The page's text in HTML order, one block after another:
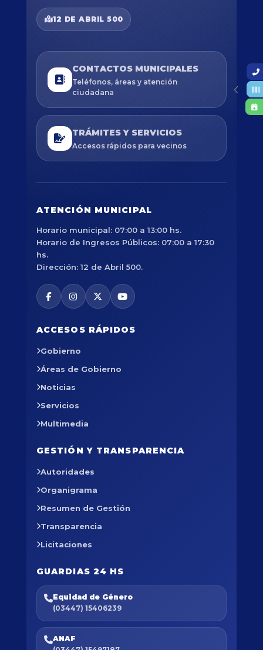
12 DE ABRIL 500
CONTACTOS MUNICIPALES
Teléfonos, áreas y atención
ciudadana
TRÁMITES Y SERVICIOS
Accesos rápidos para vecinos
ATENCIÓN MUNICIPAL
Horario municipal: 07:00 a 13:00 hs.
Horario de Ingresos Públicos: 07:00 a 17:30
hs.
Dirección: 12 de Abril 500.
ACCESOS RÁPIDOS
Gobierno
Áreas de Gobierno
Noticias
Servicios
Multimedia
GESTIÓN Y TRANSPARENCIA
Autoridades
Organigrama
Resumen de Gestión
Transparencia
Licitaciones
GUARDIAS 24 HS
Equidad de Género
(03447) 15406239
ANAF